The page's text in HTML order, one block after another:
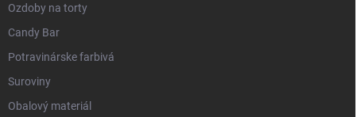
Ozdoby na torty
Candy Bar
Potravinárske farbivá
Suroviny
Obalový materiál